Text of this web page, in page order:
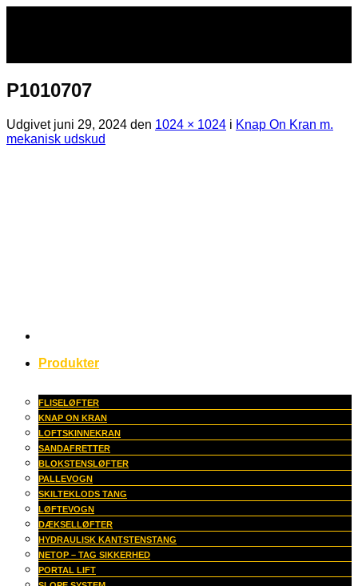
Produkter
FLISELØFTER
KNAP ON KRAN
LOFTSKINNEKRAN
SANDAFRETTER
BLOKSTENSLØFTER
PALLEVOGN
SKILTEKLODS TANG
LØFTEVOGN
DÆKSELLØFTER
HYDRAULISK KANTSTENSTANG
NETOP – TAG SIKKERHED
PORTAL LIFT
P1010707
Udgivet juni 29, 2024 den 1024 × 1024 i Knap On Kran m.
mekanisk udskud